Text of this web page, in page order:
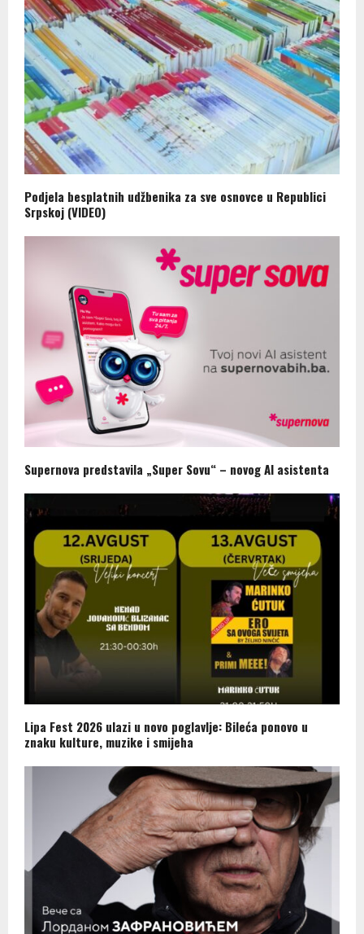
Podjela besplatnih udžbenika za sve osnovce u Republici
Srpskoj (VIDEO)
Supernova predstavila „Super Sovu“ – novog AI asistenta
Lipa Fest 2026 ulazi u novo poglavlje: Bileća ponovo u
znaku kulture, muzike i smijeha